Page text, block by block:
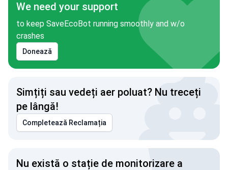
We need your support
to keep SaveEcoBot running smoothly and w/o
crashes
Donează
Simțiți sau vedeți aer poluat? Nu treceți
pe lângă!
Completează Reclamația
Nu există o stație de monitorizare a